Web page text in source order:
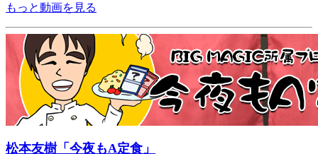
もっと動画を見る
松本友樹「今夜もA定食」